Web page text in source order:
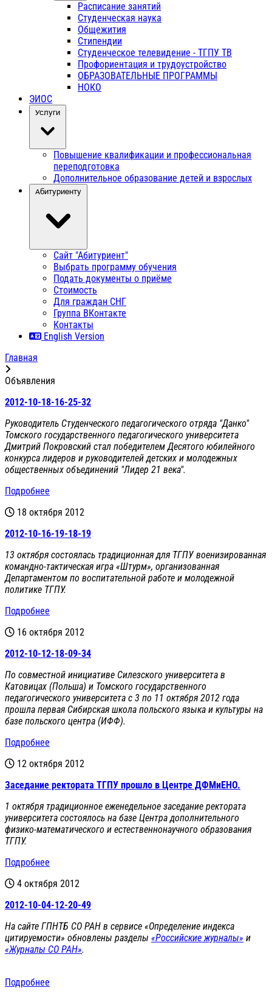
Расписание занятий
Студенческая наука
Общежития
Стипендии
Студенческое телевидение - ТГПУ ТВ
Профориентация и трудоустройство
ОБРАЗОВАТЕЛЬНЫЕ ПРОГРАММЫ
НОКО
ЭИОС
Услуги
Повышение квалификации и профессиональная
переподготовка
Дополнительное образование детей и взрослых
Абитуриенту
Сайт "Абитуриент"
Выбрать программу обучения
Подать документы о приёме
Стоимость
Для граждан СНГ
Группа ВКонтакте
Контакты
English Version
Главная
Объявления
2012-10-18-16-25-32
Руководитель Студенческого педагогического отряда "Данко"
Томского государственного педагогического университета
Дмитрий Покровский стал победителем Десятого юбилейного
конкурса лидеров и руководителей детских и молодежных
общественных объединений "Лидер 21 века".
Подробнее
18 октября 2012
2012-10-16-19-18-19
13 октября состоялась традиционная для ТГПУ военизированная
командно-тактическая игра «Штурм», организованная
Департаментом по воспитательной работе и молодежной
политике ТГПУ.
Подробнее
16 октября 2012
2012-10-12-18-09-34
По совместной инициативе Силезского университета в
Катовицах (Польша) и Томского государственного
педагогического университета с 3 по 11 октября 2012 года
прошла первая Сибирская школа польского языка и культуры на
базе польского центра (ИФФ).
Подробнее
12 октября 2012
Заседание ректората ТГПУ прошло в Центре ДФМиЕНО.
1 октября традиционное еженедельное заседание ректората
университета состоялось на базе Центра дополнительного
физико-математического и естественнонаучного образования
ТГПУ.
Подробнее
4 октября 2012
2012-10-04-12-20-49
На сайте ГПНТБ СО РАН в сервисе «Определение индекса
цитируемости» обновлены разделы «Российские журналы» и
«Журналы СО РАН».
Подробнее